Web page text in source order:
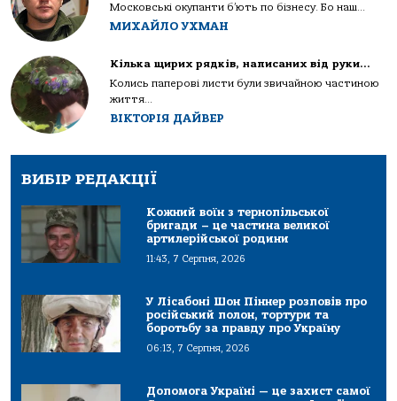
Московські окупанти б’ють по бізнесу. Бо наш...
МИХАЙЛО УХМАН
Кілька щирих рядків, написаних від руки…
Колись паперові листи були звичайною частиною
життя...
ВІКТОРІЯ ДАЙВЕР
ВИБІР РЕДАКЦІЇ
Кожний воїн з тернопільської
бригади – це частина великої
артилерійської родини
11:43, 7 Серпня, 2026
У Лісабоні Шон Піннер розповів про
російський полон, тортури та
боротьбу за правду про Україну
06:13, 7 Серпня, 2026
Допомога Україні — це захист самої